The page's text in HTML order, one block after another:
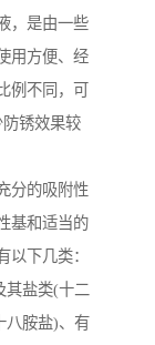
，是由一些
用方便、经
例不同，可
锈效果较
分的吸附性
基和适当的
下几类：
其盐类(十二
八胺盐)、有